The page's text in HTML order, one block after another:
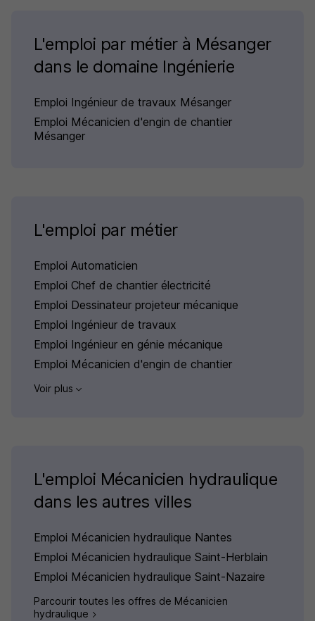
L'emploi par métier à Mésanger
dans le domaine Ingénierie
Emploi Ingénieur de travaux Mésanger
Emploi Mécanicien d'engin de chantier
Mésanger
L'emploi par métier
Emploi Automaticien
Emploi Chef de chantier électricité
Emploi Dessinateur projeteur mécanique
Emploi Ingénieur de travaux
Emploi Ingénieur en génie mécanique
Emploi Mécanicien d'engin de chantier
Voir plus
L'emploi Mécanicien hydraulique
dans les autres villes
Emploi Mécanicien hydraulique Nantes
Emploi Mécanicien hydraulique Saint-Herblain
Emploi Mécanicien hydraulique Saint-Nazaire
Parcourir toutes les offres de Mécanicien
hydraulique